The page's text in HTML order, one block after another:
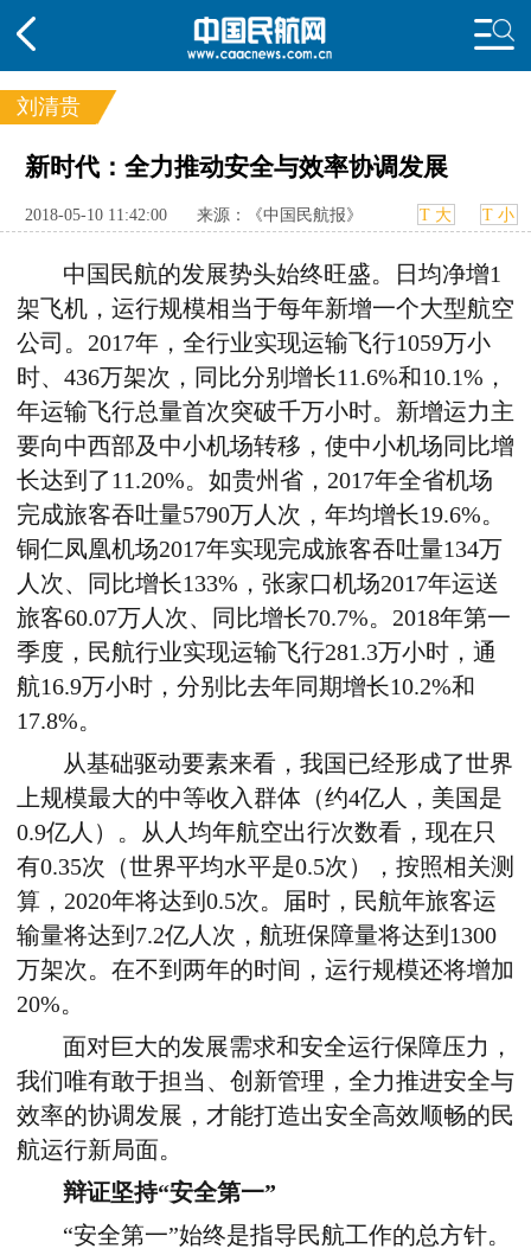
频道
国内 国际
行业
刘清贵
新时代：全力推动安全与效率协调发展
2018-05-10 11:42:00 来源：《中国民航报》 T 大 T 小
中国民航的发展势头始终旺盛。日均净增1
架飞机，运行规模相当于每年新增一个大型航空
公司。2017年，全行业实现运输飞行1059万小
时、436万架次，同比分别增长11.6%和10.1%，
年运输飞行总量首次突破千万小时。新增运力主
要向中西部及中小机场转移，使中小机场同比增
长达到了11.20%。如贵州省，2017年全省机场
完成旅客吞吐量5790万人次，年均增长19.6%。
铜仁凤凰机场2017年实现完成旅客吞吐量134万
人次、同比增长133%，张家口机场2017年运送
旅客60.07万人次、同比增长70.7%。2018年第一
季度，民航行业实现运输飞行281.3万小时，通
航16.9万小时，分别比去年同期增长10.2%和
17.8%。
从基础驱动要素来看，我国已经形成了世界
上规模最大的中等收入群体（约4亿人，美国是
0.9亿人）。从人均年航空出行次数看，现在只
有0.35次（世界平均水平是0.5次），按照相关测
算，2020年将达到0.5次。届时，民航年旅客运
输量将达到7.2亿人次，航班保障量将达到1300
万架次。在不到两年的时间，运行规模还将增加
20%。
面对巨大的发展需求和安全运行保障压力，
我们唯有敢于担当、创新管理，全力推进安全与
效率的协调发展，才能打造出安全高效顺畅的民
航运行新局面。
辩证坚持“安全第一”
“安全第一”始终是指导民航工作的总方针。